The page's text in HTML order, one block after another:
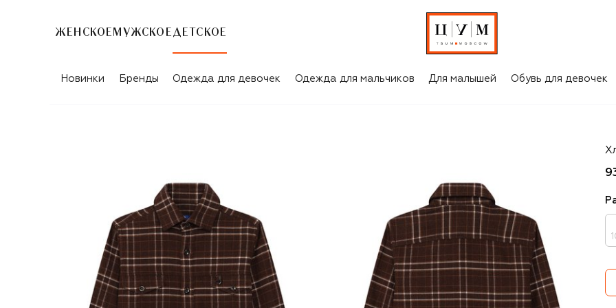
ЖЕНСКОЕ МУЖСКОЕ ДЕТСКОЕ
Новинки Бренды Одежда для девочек Одежда для мальчиков Для малышей Обувь для девочек